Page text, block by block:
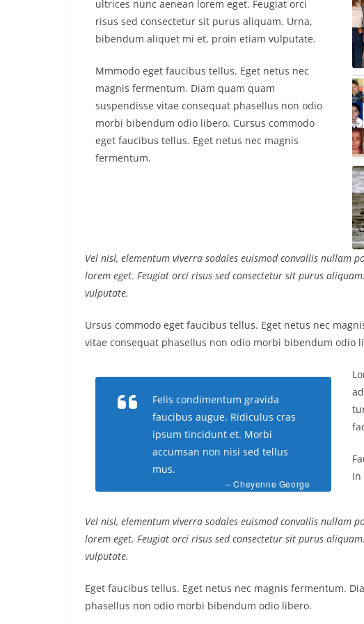
ultrices nunc aenean lorem eget. Feugiat orci
risus sed consectetur sit purus aliquam. Urna,
bibendum aliquet mi et, proin etiam vulputate.
Mmmodo eget faucibus tellus. Eget netus nec
magnis fermentum. Diam quam quam
suspendisse vitae consequat phasellus non odio
morbi bibendum odio libero. Cursus commodo
eget faucibus tellus. Eget netus nec magnis
fermentum.
Vel nisl, elementum viverra sodales euismod convallis nullam
lorem eget. Feugiat orci risus sed consectetur sit purus
vulputate.
Ursus commodo eget faucibus tellus. Eget netus nec
vitae consequat phasellus non odio morbi bibendum odio
Felis condimentum gravida
faucibus augue. Ridiculus cras
ipsum tincidunt et. Morbi
accumsan non nisi sed tellus
mus.
– Cheyenne George
Vel nisl, elementum viverra sodales euismod convallis nullam
lorem eget. Feugiat orci risus sed consectetur sit purus
vulputate.
Eget faucibus tellus. Eget netus nec magnis fermentum.
phasellus non odio morbi bibendum odio libero.